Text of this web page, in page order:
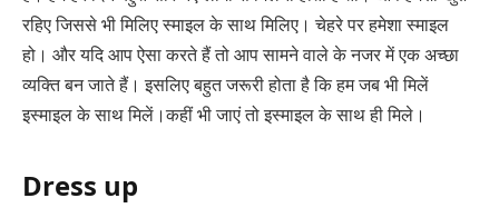
रहिए जिससे भी मिलिए स्माइल के साथ मिलिए। चेहरे पर हमेशा स्माइल
हो। और यदि आप ऐसा करते हैं तो आप सामने वाले के नजर में एक अच्छा
व्यक्ति बन जाते हैं। इसलिए बहुत जरूरी होता है कि हम जब भी मिलें
इस्माइल के साथ मिलें।कहीं भी जाएं तो इस्माइल के साथ ही मिले।
Dress up